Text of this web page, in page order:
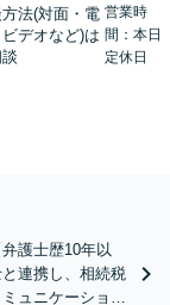
法(対面・電
デオなど)は
営業時
間：本日
定休日
護士歴10年以
連携し、相続税
ュニケーション